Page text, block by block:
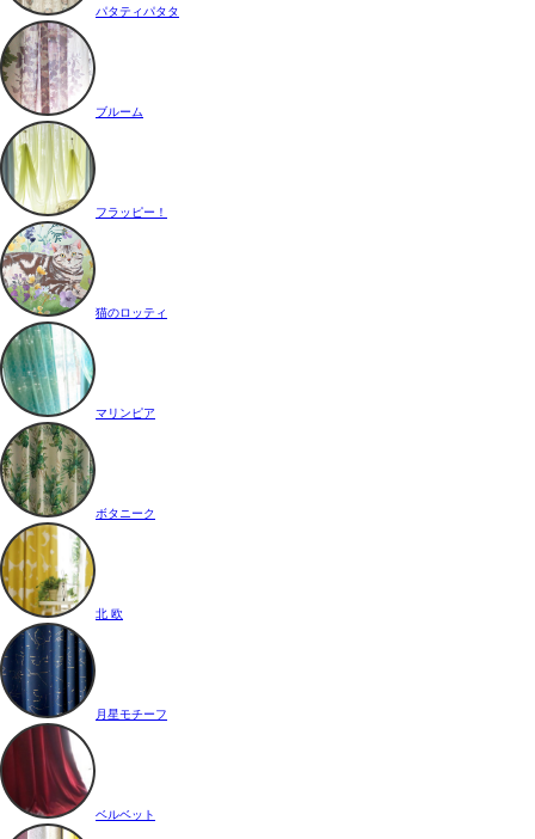
パタティパタタ
ブルーム
フラッピー！
猫のロッティ
マリンピア
ボタニーク
北 欧
月星モチーフ
ベルベット